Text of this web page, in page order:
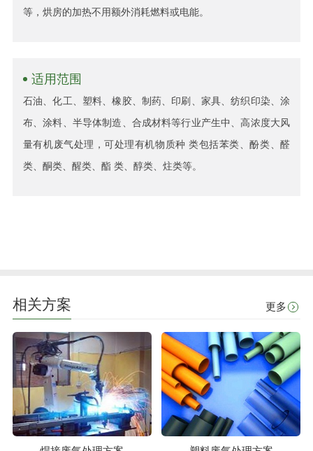
等，烘房的加热不用额外消耗燃料或电能。
适用范围
石油、化工、塑料、橡胶、制药、印刷、家具、纺织印染、涂
布、涂料、半导体制造、合成材料等行业产生中、高浓度大风
量有机废气处理，可处理有机物质种 类包括苯类、酚类、醛
类、酮类、醒类、酯 类、醇类、炷类等。
相关方案 更多